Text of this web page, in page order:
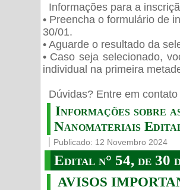
Informações para a
• Preencha o formulário de
30/01.
• Aguarde o resultado da
• Caso seja selecionado,
individual na primeira
Dúvidas? Entre em
Informações sobre
Nanomateriais
Publicado: 12 Novembro 2024
Edital n° 54, de 30
AVISOS